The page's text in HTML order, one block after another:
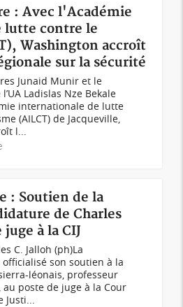
: Avec l'Académie
lutte contre le
Washington accroît
sur la sécurité
Junaid Munir et le
Ladislas Nze Bekale
internationale de lutte
(AILCT) de Jacqueville,
l...
: Soutien de la
de Charles
à la CIJ
C. Jalloh (ph)La
officialisé son soutien à la
léonais, professeur
au poste de juge à la Cour
Justi...